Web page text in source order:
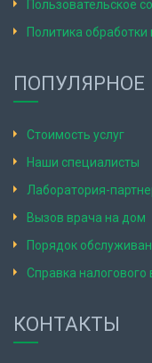
Пользовательское
Политика
ПОПУЛЯРНОЕ
Стоимость услуг
Наши специалисты
Лаборатория-
Вызов врача на дом
Порядок
Справка налогового
КОНТАКТЫ